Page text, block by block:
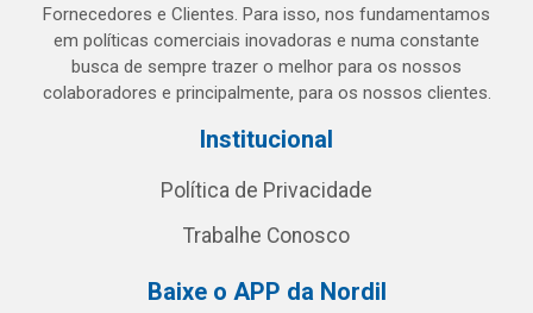
Fornecedores e Clientes. Para isso, nos fundamentamos
em políticas comerciais inovadoras e numa constante
busca de sempre trazer o melhor para os nossos
colaboradores e principalmente, para os nossos clientes.
Institucional
Política de Privacidade
Trabalhe Conosco
Baixe o APP da Nordil